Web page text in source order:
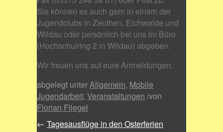
Sie können es auch gern in einem der
Jugendclubs in Zeuthen, Eichwalde und
Wildau oder persönlich bei uns im Büro
(Hochschulring 2 in Wildau) abgeben.
Wir freuen uns auf eure Anmeldungen.
abgelegt unterAllgemein, Mobile
Jugendarbeit, Veranstaltungen /von
Florian Fliegel
← Tagesausflüge in den Osterferien